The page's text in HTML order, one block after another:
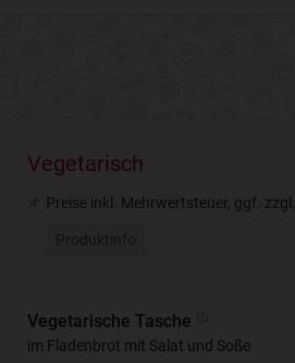
Vegetarisch
Preise inkl. Mehrwertsteuer, ggf. zzgl.
Vegetarische Tasche
im Fladenbrot mit Salat und Soße